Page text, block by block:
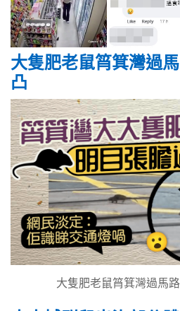
大隻肥老鼠筲箕灣過
凸
大隻肥老鼠筲箕灣過馬